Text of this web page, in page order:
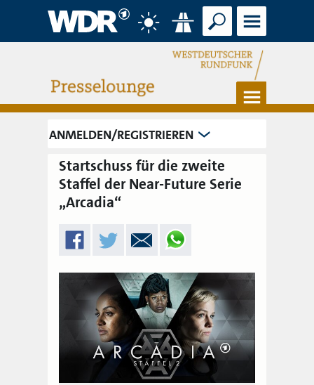
Verkehr
Suche Menü
Menü
ANMELDEN/REGISTRIEREN
Startschuss für die zweite
Staffel der Near-Future Serie
„Arcadia“